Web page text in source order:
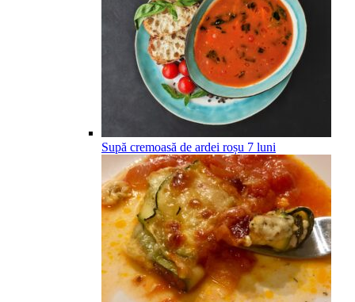
Supă cremoasă de ardei roșu 7 luni